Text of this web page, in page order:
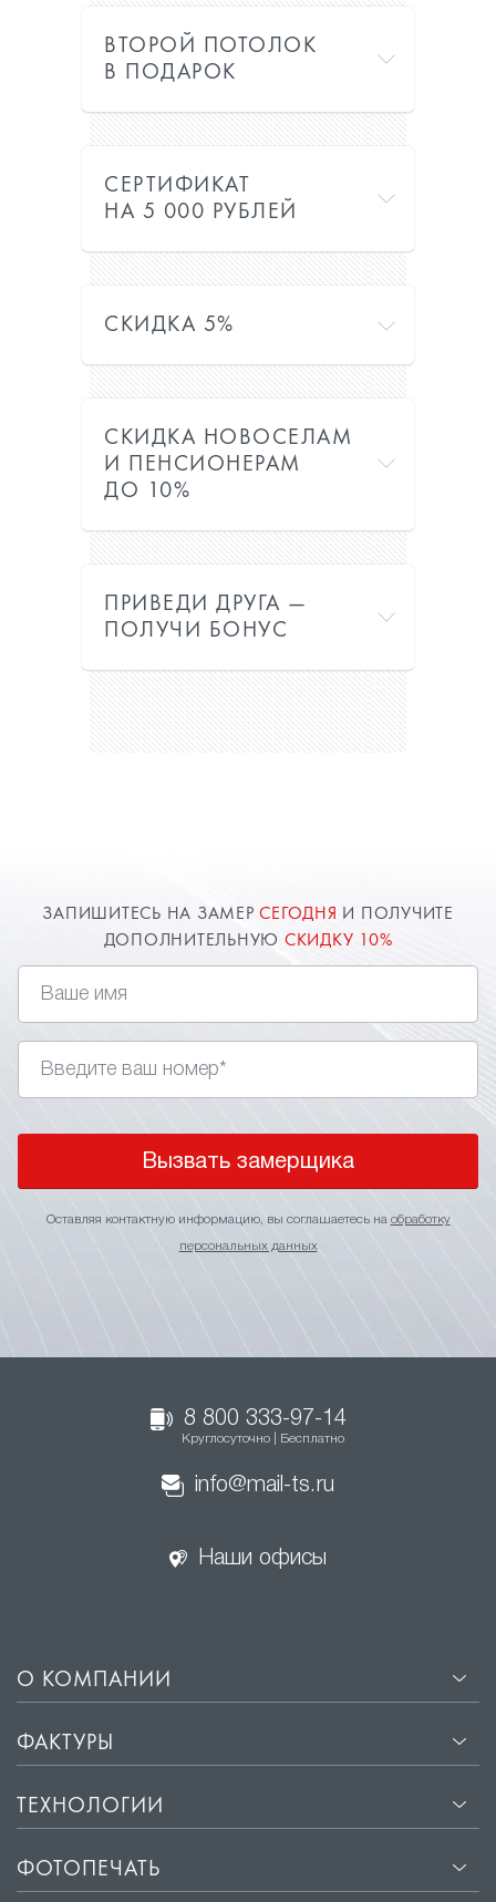
ВТОРОЙ ПОТОЛОК
В ПОДАРОК
СЕРТИФИКАТ
НА 5 000 РУБЛЕЙ
СКИДКА 5%
СКИДКА НОВОСЕЛАМ
И ПЕНСИОНЕРАМ
ДО 10%
ПРИВЕДИ ДРУГА —
ПОЛУЧИ БОНУС
ЗАПИШИТЕСЬ НА ЗАМЕРСЕГОДНЯ И ПОЛУЧИТЕ
ДОПОЛНИТЕЛЬНУЮ СКИДКУ 10%
Вызвать замерщика
Оставляя контактную информацию, вы соглашаетесь на обработку
персональных данных
8 800 333-97-14
Круглосуточно | Бесплатно
info@mail-ts.ru
Наши офисы
О КОМПАНИИ
ФАКТУРЫ
ТЕХНОЛОГИИ
ФОТОПЕЧАТЬ